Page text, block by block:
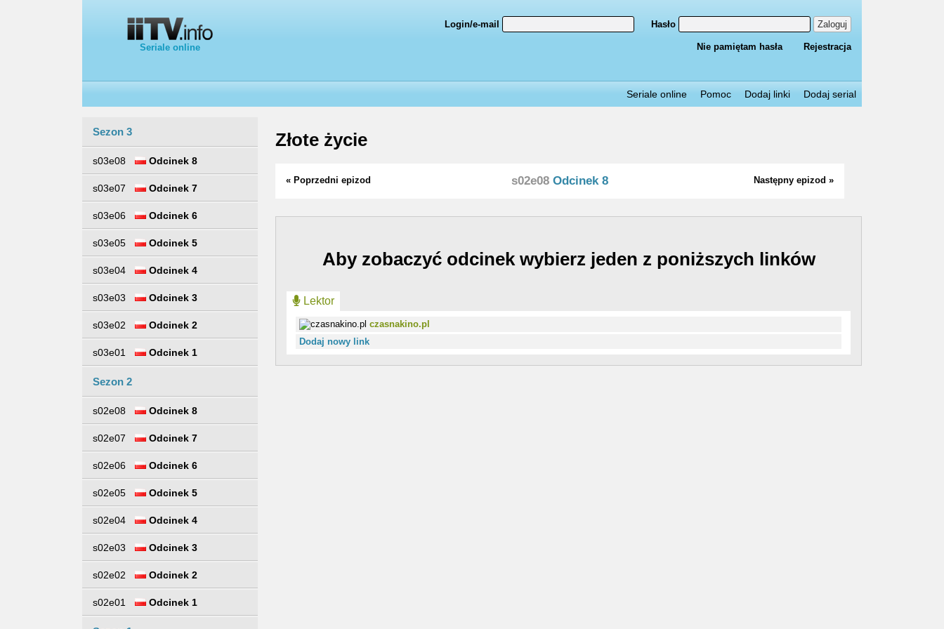
Seriale online
Login/e-mail Hasło Zaloguj
Nie pamiętam hasła Rejestracja
Seriale online Pomoc Dodaj linki Dodaj serial
Sezon 3
s03e08 Odcinek 8
s03e07 Odcinek 7
s03e06 Odcinek 6
s03e05 Odcinek 5
s03e04 Odcinek 4
s03e03 Odcinek 3
s03e02 Odcinek 2
s03e01 Odcinek 1
Sezon 2
s02e08 Odcinek 8
s02e07 Odcinek 7
s02e06 Odcinek 6
s02e05 Odcinek 5
s02e04 Odcinek 4
s02e03 Odcinek 3
s02e02 Odcinek 2
s02e01 Odcinek 1
Złote życie
« Poprzedni epizod Następny epizod »
s02e08 Odcinek 8
Aby zobaczyć odcinek wybierz jeden z poniższych linków
Lektor
czasnakino.pl
Dodaj nowy link